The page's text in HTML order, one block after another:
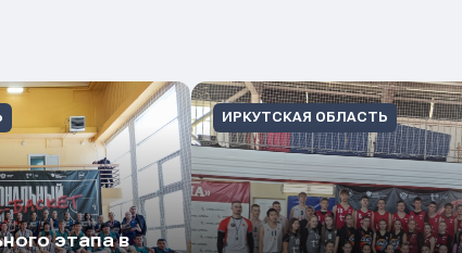
этапа в
ИРКУТСКАЯ ОБЛАСТЬ